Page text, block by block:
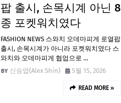
팝 출시, 손목시계 아닌 8
종 포켓워치였다
FASHION NEWS 스와치 오데마피게 로열팝
출시, 손목시계가 아니라 포켓워치였다 스
와치와 오데마피게 협업으로 …
신승엽(Alex Shin)
5월 15, 2026
READ MORE »